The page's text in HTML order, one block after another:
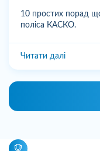
10 простих порад
поліса КАСКО.
Читати далі